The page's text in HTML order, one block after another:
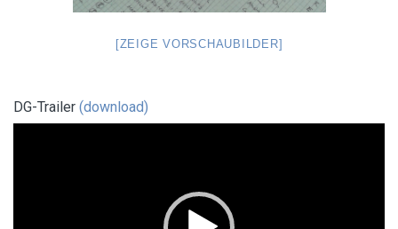
[ZEIGE VORSCHAUBILDER]
DG-Trailer (download)